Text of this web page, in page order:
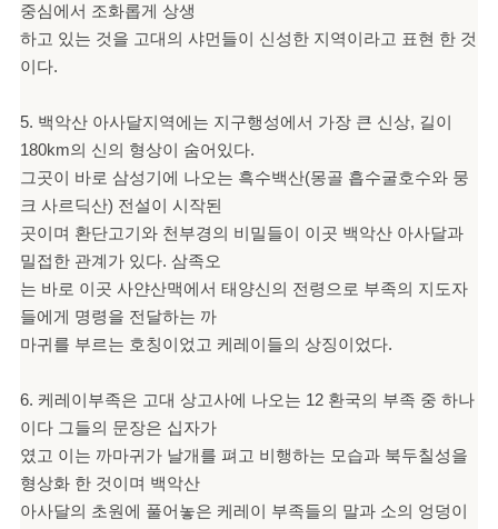
중심에서 조화롭게 상생
하고 있는 것을 고대의 샤먼들이 신성한 지역이라고 표현 한 것
이다.
5. 백악산 아사달지역에는 지구행성에서 가장 큰 신상, 길이
180km의 신의 형상이 숨어있다.
그곳이 바로 삼성기에 나오는 흑수백산(몽골 흡수굴호수와 뭉
크 사르딕산) 전설이 시작된
곳이며 환단고기와 천부경의 비밀들이 이곳 백악산 아사달과
밀접한 관계가 있다. 삼족오
는 바로 이곳 사얀산맥에서 태양신의 전령으로 부족의 지도자
들에게 명령을 전달하는 까
마귀를 부르는 호칭이었고 케레이들의 상징이었다.
6. 케레이부족은 고대 상고사에 나오는 12 환국의 부족 중 하나
이다 그들의 문장은 십자가
였고 이는 까마귀가 날개를 펴고 비행하는 모습과 북두칠성을
형상화 한 것이며 백악산
아사달의 초원에 풀어놓은 케레이 부족들의 말과 소의 엉덩이